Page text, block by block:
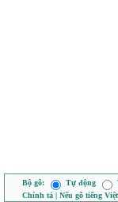
Bộ gõ: Tự động
Chính tả | Nếu gõ tiếng